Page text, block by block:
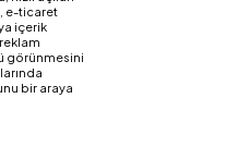
e-ticaret
içerik
görünmesini
bir araya